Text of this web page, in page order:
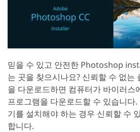
믿을 수 있고 안전한 Photoshop
는 곳을 찾으시나요? 신뢰할 수 없
을 다운로드하면 컴퓨터가 바이러스
프로그램을 다운로드할 수 있습니다
기를 설치해야 하는 경우 신뢰할 수
합니다.